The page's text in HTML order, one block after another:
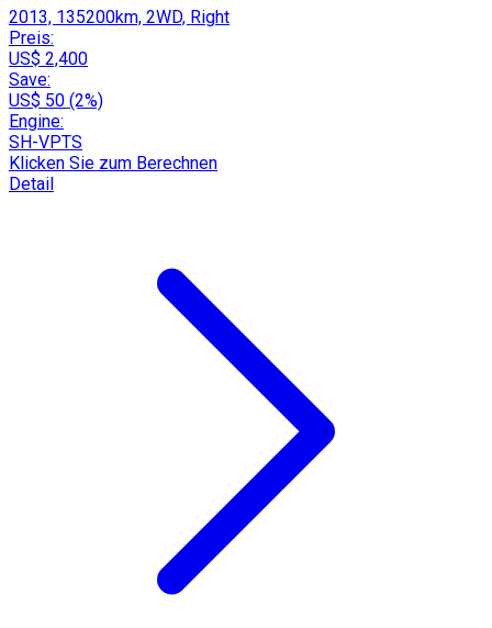
2013, 135200km, 2WD, Right
Preis:
US$ 2,400
Save:
US$ 50 (2%)
Engine:
SH-VPTS
Klicken Sie zum Berechnen
Detail